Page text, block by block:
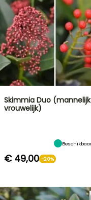
Skimmia Duo
vrouwelijk)
€ 49,00 -20%